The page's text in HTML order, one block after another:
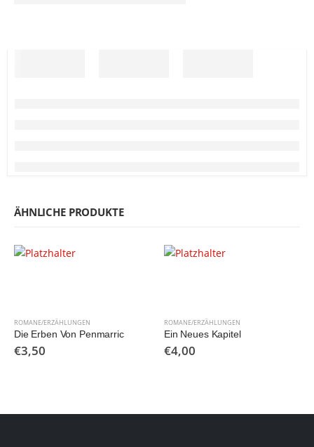
ÄHNLICHE PRODUKTE
ROMANE/ERZÄHLUNGEN
Die Erben Von Penmarric
€3,50
ROMANE/ERZÄHLUNGEN
Ein Neues Kapitel
€4,00